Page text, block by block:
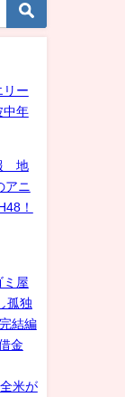
ー
中年
地
アニ
！
ミ屋
孤独
結編
金
米が